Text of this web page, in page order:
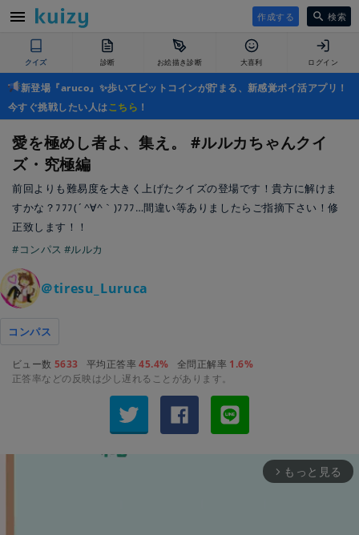
作成する 検索
クイズ 診断 お絵描き診断 大喜利 ログイン
新登場『aruco』✨歩いてビットコインが貯まる、新感覚ポイ活アプリ！
今すぐ挑戦したい人はこちら ！
愛を極めし者よ、集え。 #ルルカちゃんクイ
ズ・究極編
前回よりも難易度を大きく上げたクイズの登場です！貴方に解けま
すかな？ﾌﾌﾌ(´^∀^｀)ﾌﾌﾌ…間違い等ありましたらご指摘下さい！修
正致します！！
#コンパス #ルルカ
＠tiresu_Luruca
コンパス
ビュー数 5633 平均正答率45.4% 全問正解率 1.6%
正答率などの反映は少し遅れることがあります。
arrow_forward_ios もっと見る